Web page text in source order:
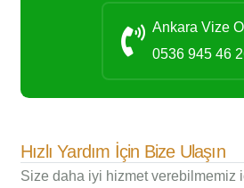
Ankara Vize
0536 945 46
Hızlı Yardım İçin Bize Ulaşın
Size daha iyi hizmet verebilmemiz